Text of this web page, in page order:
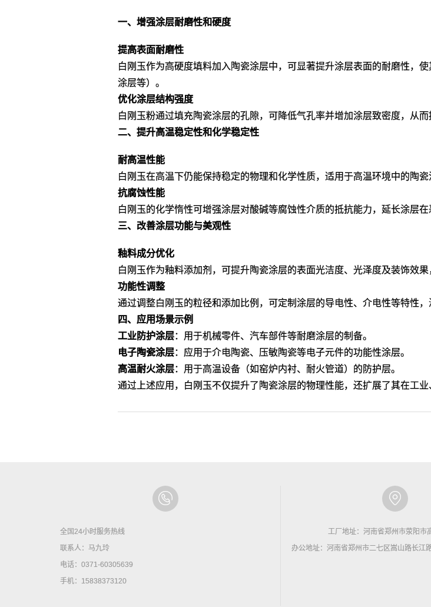
一、增强涂层耐磨性和硬度
提高表面耐磨性
白刚玉作为高硬度填料加入陶瓷涂层中，可显著提升涂层表面的耐磨性，
涂层等）‌。
优化涂层结构强度
白刚玉粉通过填充陶瓷涂层的孔隙，可降低气孔率并增加涂层致密度，从而
二、提升高温稳定性和化学稳定性
耐高温性能
白刚玉在高温下仍能保持稳定的物理和化学性质，适用于高温环境中的陶
抗腐蚀性能
白刚玉的化学惰性可增强涂层对酸碱等腐蚀性介质的抵抗能力，延长涂层
三、改善涂层功能与美观性
釉料成分优化
白刚玉作为釉料添加剂，可提升陶瓷涂层的表面光洁度、光泽度及装饰效果
功能性调整
通过调整白刚玉的粒径和添加比例，可定制涂层的导电性、介电性等特性
四、应用场景示例
工业防护涂层‌：用于机械零件、汽车部件等耐磨涂层的制备‌。
电子陶瓷涂层‌：应用于介电陶瓷、压敏陶瓷等电子元件的功能性涂层‌。
高温耐火涂层‌：用于高温设备（如窑炉内衬、耐火管道）的防护层‌。
通过上述应用，白刚玉不仅提升了陶瓷涂层的物理性能，还扩展了其在工业
全国24小时服务热线
联系人：马九玲
电话：0371-60305639
手机：15838373120
工厂地址：河南省郑州市荥阳市
办公地址：河南省郑州市二七区嵩山路长江